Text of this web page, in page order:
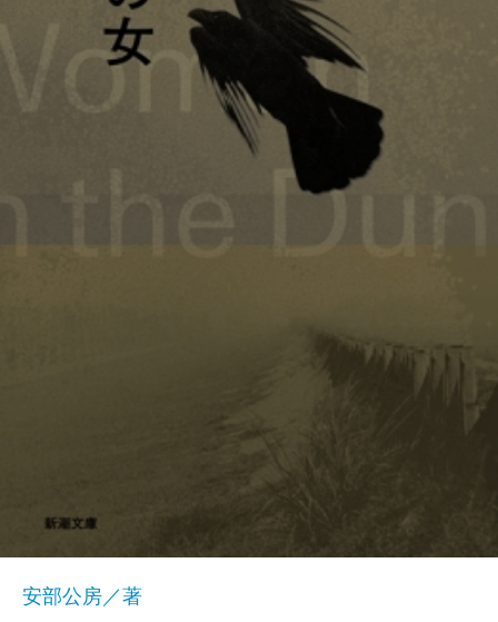
安部公房／著